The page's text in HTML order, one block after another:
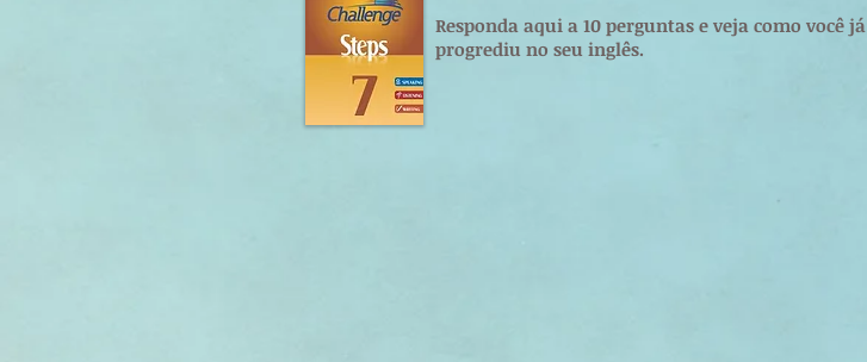
Responda aqui a 10 perguntas e veja como você já
progrediu no seu inglês.